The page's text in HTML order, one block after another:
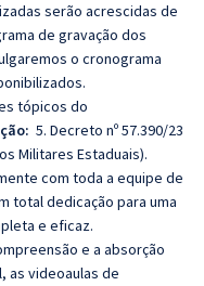
serão acrescidas de
de gravação dos
o cronograma
tópicos do
5. Decreto nº 57.390/23
Militares Estaduais).
com toda a equipe de
total dedicação para uma
e eficaz.
e a absorção
as videoaulas de